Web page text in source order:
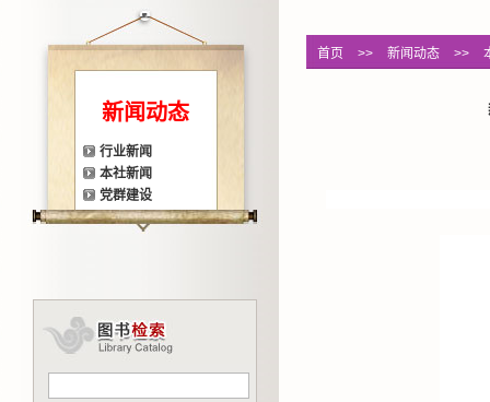
新闻动态
行业新闻
本社新闻
党群建设
首页 >> 新闻动态 >>